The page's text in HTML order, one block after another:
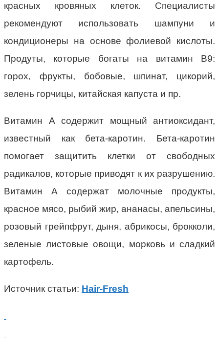
красных кровяных клеток. Специалисты
рекомендуют использовать шампуни и
кондиционеры на основе фолиевой кислоты.
Продуты, которые богаты на витамин В9:
горох, фрукты, бобовые, шпинат, цикорий,
зелень горчицы, китайская капуста и пр.
Витамин А содержит мощный антиоксидант,
известный как бета-каротин. Бета-каротин
помогает защитить клетки от свободных
радикалов, которые приводят к их разрушению.
Витамин А содержат молочные продукты,
красное мясо, рыбий жир, ананасы, апельсины,
розовый грейпфрут, дыня, абрикосы, брокколи,
зеленые листовые овощи, морковь и сладкий
картофель.
Источник статьи: Hair-Fresh